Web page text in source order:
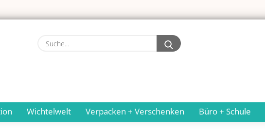
Suche...
Wichtelwelt Verpacken + Verschenken Büro + Schule